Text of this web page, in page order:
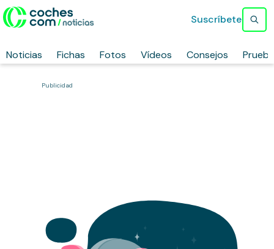
Noticias Fichas Fotos Vídeos Consejos
Suscríbete
Publicidad